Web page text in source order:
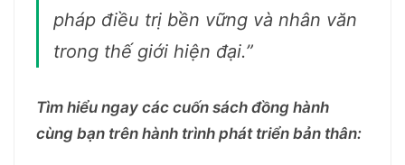
pháp điều trị bền vững và nhân văn
trong thế giới hiện đại.”
Tìm hiểu ngay các cuốn sách đồng hành
cùng bạn trên hành trình phát triển bản thân: